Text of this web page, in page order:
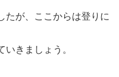
たが、ここからは登りに
きましょう。